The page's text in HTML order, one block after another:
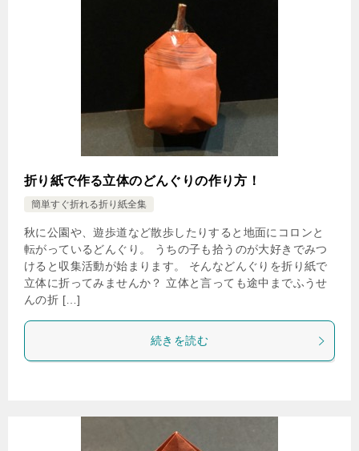
折り紙で作る立体のどんぐりの作り方！
簡単すぐ折れる折り紙全集
秋に公園や、遊歩道など散歩したりすると地面にコロンと
転がっているどんぐり。 うちの子も拾うのが大好きでみつ
けると収集活動が始まります。 そんなどんぐりを折り紙で
立体に折ってみませんか？ 立体と言っても途中までふうせ
んの折 […]
続きを読む